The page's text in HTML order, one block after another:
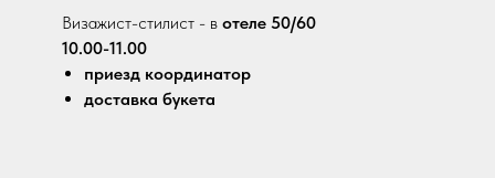
Визажист-стилист - в отеле 50/60
10.00-11.00
приезд координатор
доставка букета